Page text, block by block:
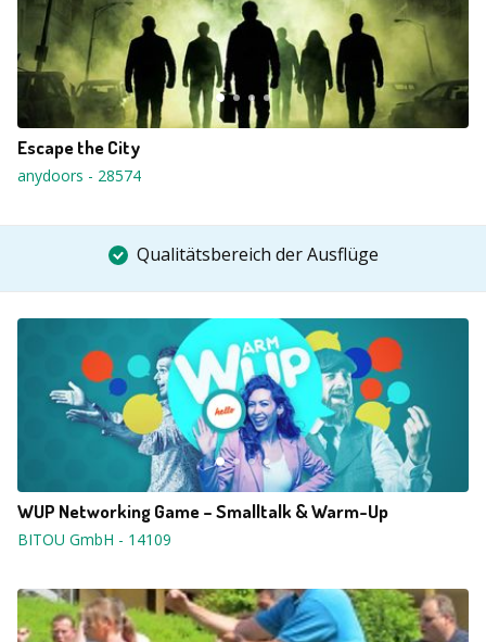
Escape the City
anydoors - 28574
Qualitätsbereich der Ausflüge
WUP Networking Game – Smalltalk & Warm-Up
BITOU GmbH - 14109